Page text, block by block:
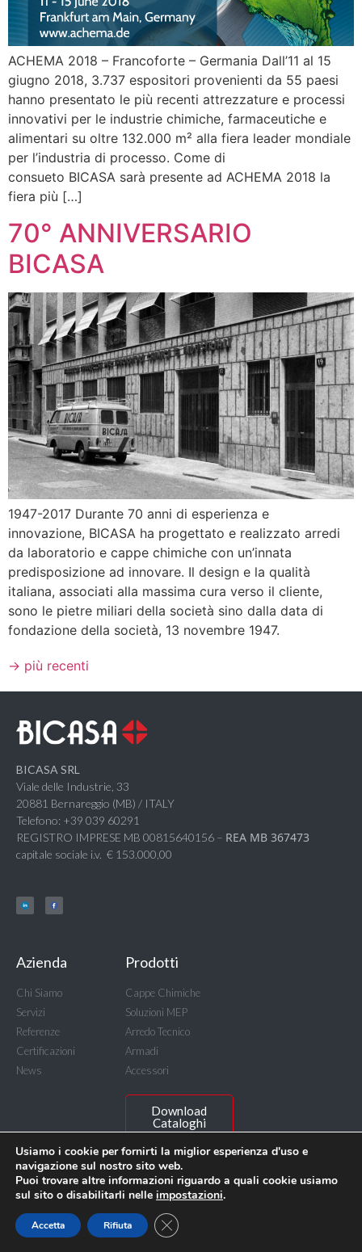
ACHEMA 2018 – Francoforte – Germania Dall’11 al 15
giugno 2018, 3.737 espositori provenienti da 55 paesi
hanno presentato le più recenti attrezzature e processi
innovativi per le industrie chimiche, farmaceutiche e
alimentari su oltre 132.000 m² alla fiera leader mondiale
per l’industria di processo. Come di
consueto BICASA sarà presente ad ACHEMA 2018 la
fiera più […]
70° ANNIVERSARIO
BICASA
1947-2017 Durante 70 anni di esperienza e
innovazione, BICASA ha progettato e realizzato arredi
da laboratorio e cappe chimiche con un’innata
predisposizione ad innovare. Il design e la qualità
italiana, associati alla massima cura verso il cliente,
sono le pietre miliari della società sino dalla data di
fondazione della società, 13 novembre 1947.
→ più recenti
BICASA SRL
Viale delle Industrie, 33
20881 Bernareggio (MB) / ITALY
Telefono: +39 039 60291
REGISTRO IMPRESE MB 00815640156 – REA MB 367473
capitale sociale i.v. € 153.000,00
Azienda
Chi Siamo
Servizi
Referenze
Certificazioni
News
Prodotti
Cappe Chimiche
Soluzioni MEP
Arredo Tecnico
Armadi
Accessori
Download
Cataloghi
© BICASA Srl - C.F. e P.IVA IT00815640156
Privacy Policy
Usiamo i cookie per fornirti la miglior esperienza d'uso e
navigazione sul nostro sito web.
Puoi trovare altre informazioni riguardo a quali cookie usiamo
sul sito o disabilitarli nelle impostazioni.
Accetta Rifiuta Close GDPR Cookie Banner